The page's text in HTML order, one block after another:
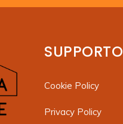
SUPPORTO
Cookie Policy
Privacy Policy